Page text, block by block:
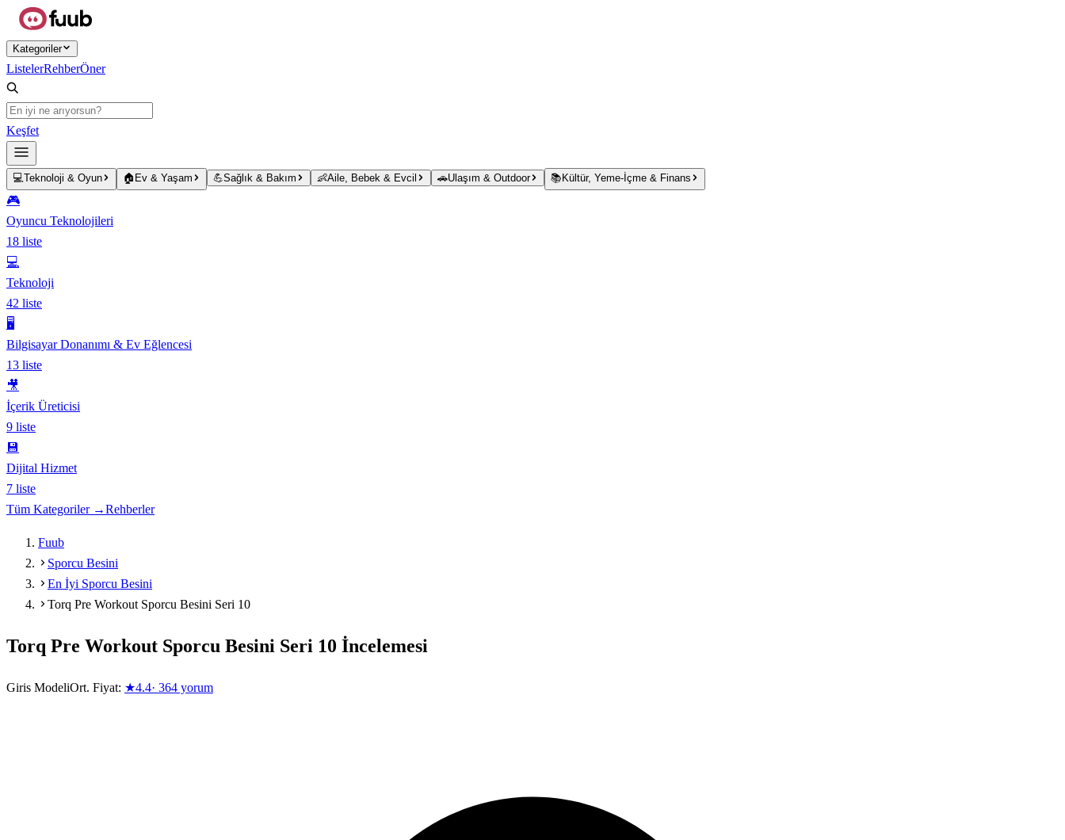
Ana içeriğe atla
Kategoriler
ListelerRehberÖner
Keşfet
💻Teknoloji & Oyun 🏠 Ev & Yaşam 💪Sağlık & Bakım 👶Aile, Bebek & Evcil 🚗Ulaşım & Outdoor 📚 Kültür, Yeme-İçme & Finans
🎮
Oyuncu Teknolojileri
18 liste
💻
Teknoloji
42 liste
🖥️
Bilgisayar Donanımı & Ev Eğlencesi
13 liste
🎥
İçerik Üreticisi
9 liste
💾
Dijital Hizmet
7 liste
Tüm Kategoriler →Rehberler
Fuub
Sporcu Besini
En İyi Sporcu Besini
Torq Pre Workout Sporcu Besini Seri 10
Torq Pre Workout Sporcu Besini Seri 10 İncelemesi
Giris ModeliOrt. Fiyat: ★4.4· 364 yorum